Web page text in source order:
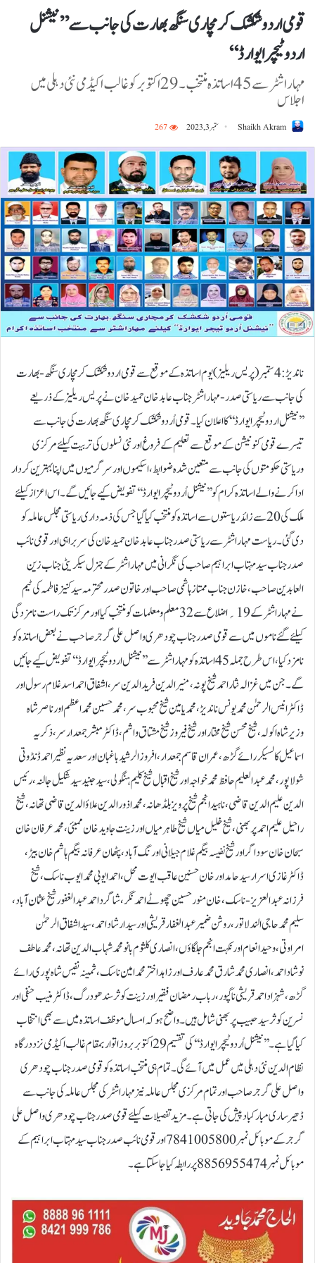
قومی اردو شکشک کرمچاری سنگھ بھارت کی جانب سے ’’نیشنل
اردو ٹیچر ایوارڈ‘‘
مہاراشٹر سے 45 اساتذہ منتخب۔ 29اکتوبر کو غالب اکیڈمی نئی دہلی میں
اجلاس
Shaikh Akram ستمبر 3, 2023 267
ناندیڑ:4 ستمبر(پریس ریلیز) یوم اساتذہ کے موقع سے قومی اردو شکشک کرمچاری سنگھ-بھارت
کی جانب سے ریاستی صدر-مہاراشٹر جناب عابد خان حمید خان نے پریس ریلیز کے ذریعے
’’نیشنل اردوٹیچرایوارڈ‘‘کااعلان کیا۔قومی اُردوشکشک کرمچاری سنگھ بھارت کی جانب سے
تیسرے قومی کنونیشن کے موقع سے تعلیم کے فروغ اور نئی نسلوں کی تربیت کیلئے مرکزی
وریاستی حکومتوں کی جانب سے متعین شدہ ضوابط، اسکیموں اور سرگرمیوں میں اپنا بہترین کردار
ادا کرنے والے اساتذہ کرام کو ’’نیشنل اُردو ٹیچر ایوارڈ‘‘ تفویض کیے جائیں گے۔ اس اعزاز کیلئے
ملک کی 20سے زائد ریاستوں سے اساتذہ کو منتخب کیاگیا جس کی ذمہ داری ریاستی مجلس عاملہ کو
دی گئی ۔ریاست مہاراشٹر سے ریاستی صدر جناب عابد خان حمید خان کی سربراہی اور قومی نائب
صدر جناب سید مہتاب ابراہیم صاحب کی نگرانی میں مہاراشٹر کے جنرل سیکریٹی جناب زین
العابدین صاحب، خازن جناب ممتاز ہاشمی صاحب اور خاتو ن صدر محترمہ سید کنیز فاطمہ کی ٹیم
نے مہاراشٹر کے 19؍اضلاع سے 32 معلم ومعلمات کو منتخب کیا اور مرکز تک راست نامزدگی
کیلئے گئے ناموں میں سے قومی صدر جناب چودھری واصل علی گرجر صاحب نے بعض اساتذہ کو
نامزد کیا ، اس طرح جملہ 45اساتذہ کو مہاراشٹر سے ’’نیشنل اردو ٹیچر ایوارڈ‘‘ تفویض کیے جائیں
گے۔ جن میں غزالہ نثار احمد شیخ پونہ، منیر الدین فریدالدین سر، اشفاق احمد اسدغلام رسول اور
ڈاکٹر انیس الرحمٰن محمد یونس ناندیڑ، محمد یامین شیخ محبوب سر، محمد حسین محمد اعظم اور ناصر شاہ
وزیرشاہ اکولہ، شیخ محسن شیخ مختار اور شیخ فیروز شیخ مشتاق واشم، ڈاکٹر مبشر جمعدار سر ، ذکریہ
اسماعیل کالسیکر رائے گڑھ، عمران قاسم جمعدار، افروز الرشید باغبان اور سعدیہ نظیر احمد ڈنڈوتی
شولاپور، محمد عبدالعلیم حافظ محمدخواجہ اور شیخ اقبال شیخ کلیم ہنگولی، سید جنید سید شکیل جالنہ، رئیس
الدین علیم الدین قاضی ، ناہید انجم شیخ پرویز بلڈھانہ ،محمد اذورالدین علاؤ الدین قاضی تھانہ، شیخ
راحیل علیم احمد پربھنی، شیخ خلیل میاں شیخ طاہر میاں اور زینت جاوید خان ممبئی، محمد عرفان خان
سبحان خان سوداگر اور شیخ نفیسہ بیگم غلام جیلانی اورنگ آباد، پٹھان عرفانہ بیگم ہاشم خان بیڑ،
ڈاکٹر غازی اسرار سید حامد اور خان حسنین عاقب ایوت محل، احمد ایوبی محمدایوب ناسک،شیخ
فرزانہ عبدالعزیز-ناسک، خان منور حسین چھوٹے احمد نگر، شاگرد احمد عبدالغفور شیخ عثمان آباد،
سلیم محمد حاجی الند لاتور، روشن ضمیر عبدالغفار قریشی اور سید ارشاد احمد ، سید اشفاق الرحمٰن
امراوتی، وحید انعام اورنکہت انجم جلگاؤں، انصاری کلثوم بانو محمد شہاب الدین تھانہ، محمد عاطف
نوشاد احمد ، انصاری محمد شارق محمدعارف اور زاہد اختر محمد امین ناسک، ثمینہ نفیس شاہ پوری رائے
گڑھ، شہزاد احمدقریشی ناگپور، رباب رمضان فقیر اور زینت کوثر سندھو درگ، ڈاکٹر منیب حنفی اور
نسرین کوثر سید حبیب پربھنی شامل ہیں۔واضح ہو کہ امسال موظف اساتذہ میں سے بھی انتخاب
کیاگیا ہے ۔ ’’نیشنل اُردو ٹیچر ایوارڈ‘‘ کی تقسیم 29اکتوبر بروز اتوار بمقام غالب اکیڈمی نزد درگاہ
نظام الدین نئی دہلی میں عمل میں آئےگی۔ تمام ہی منتخب اساتذہ کو قومی صدر جناب چودھری
واصل علی گرجر صاحب اور تمام مرکزی مجلس عاملہ نیز مہاراشٹر کی مجلس عاملہ کی جانب سے
ڈھیر ساری مبارکباد پیش کی جاتی ہے۔مزید تفصیلات کیلئے قومی صدر جناب چودھری واصل علی
گرجرکے موبائل نمبر7841005800اور قومی نائب صدر جناب سید مہتاب ابراہیم کے
موبائل نمبر 8856955474پررابطہ کیا جاسکتاہے۔